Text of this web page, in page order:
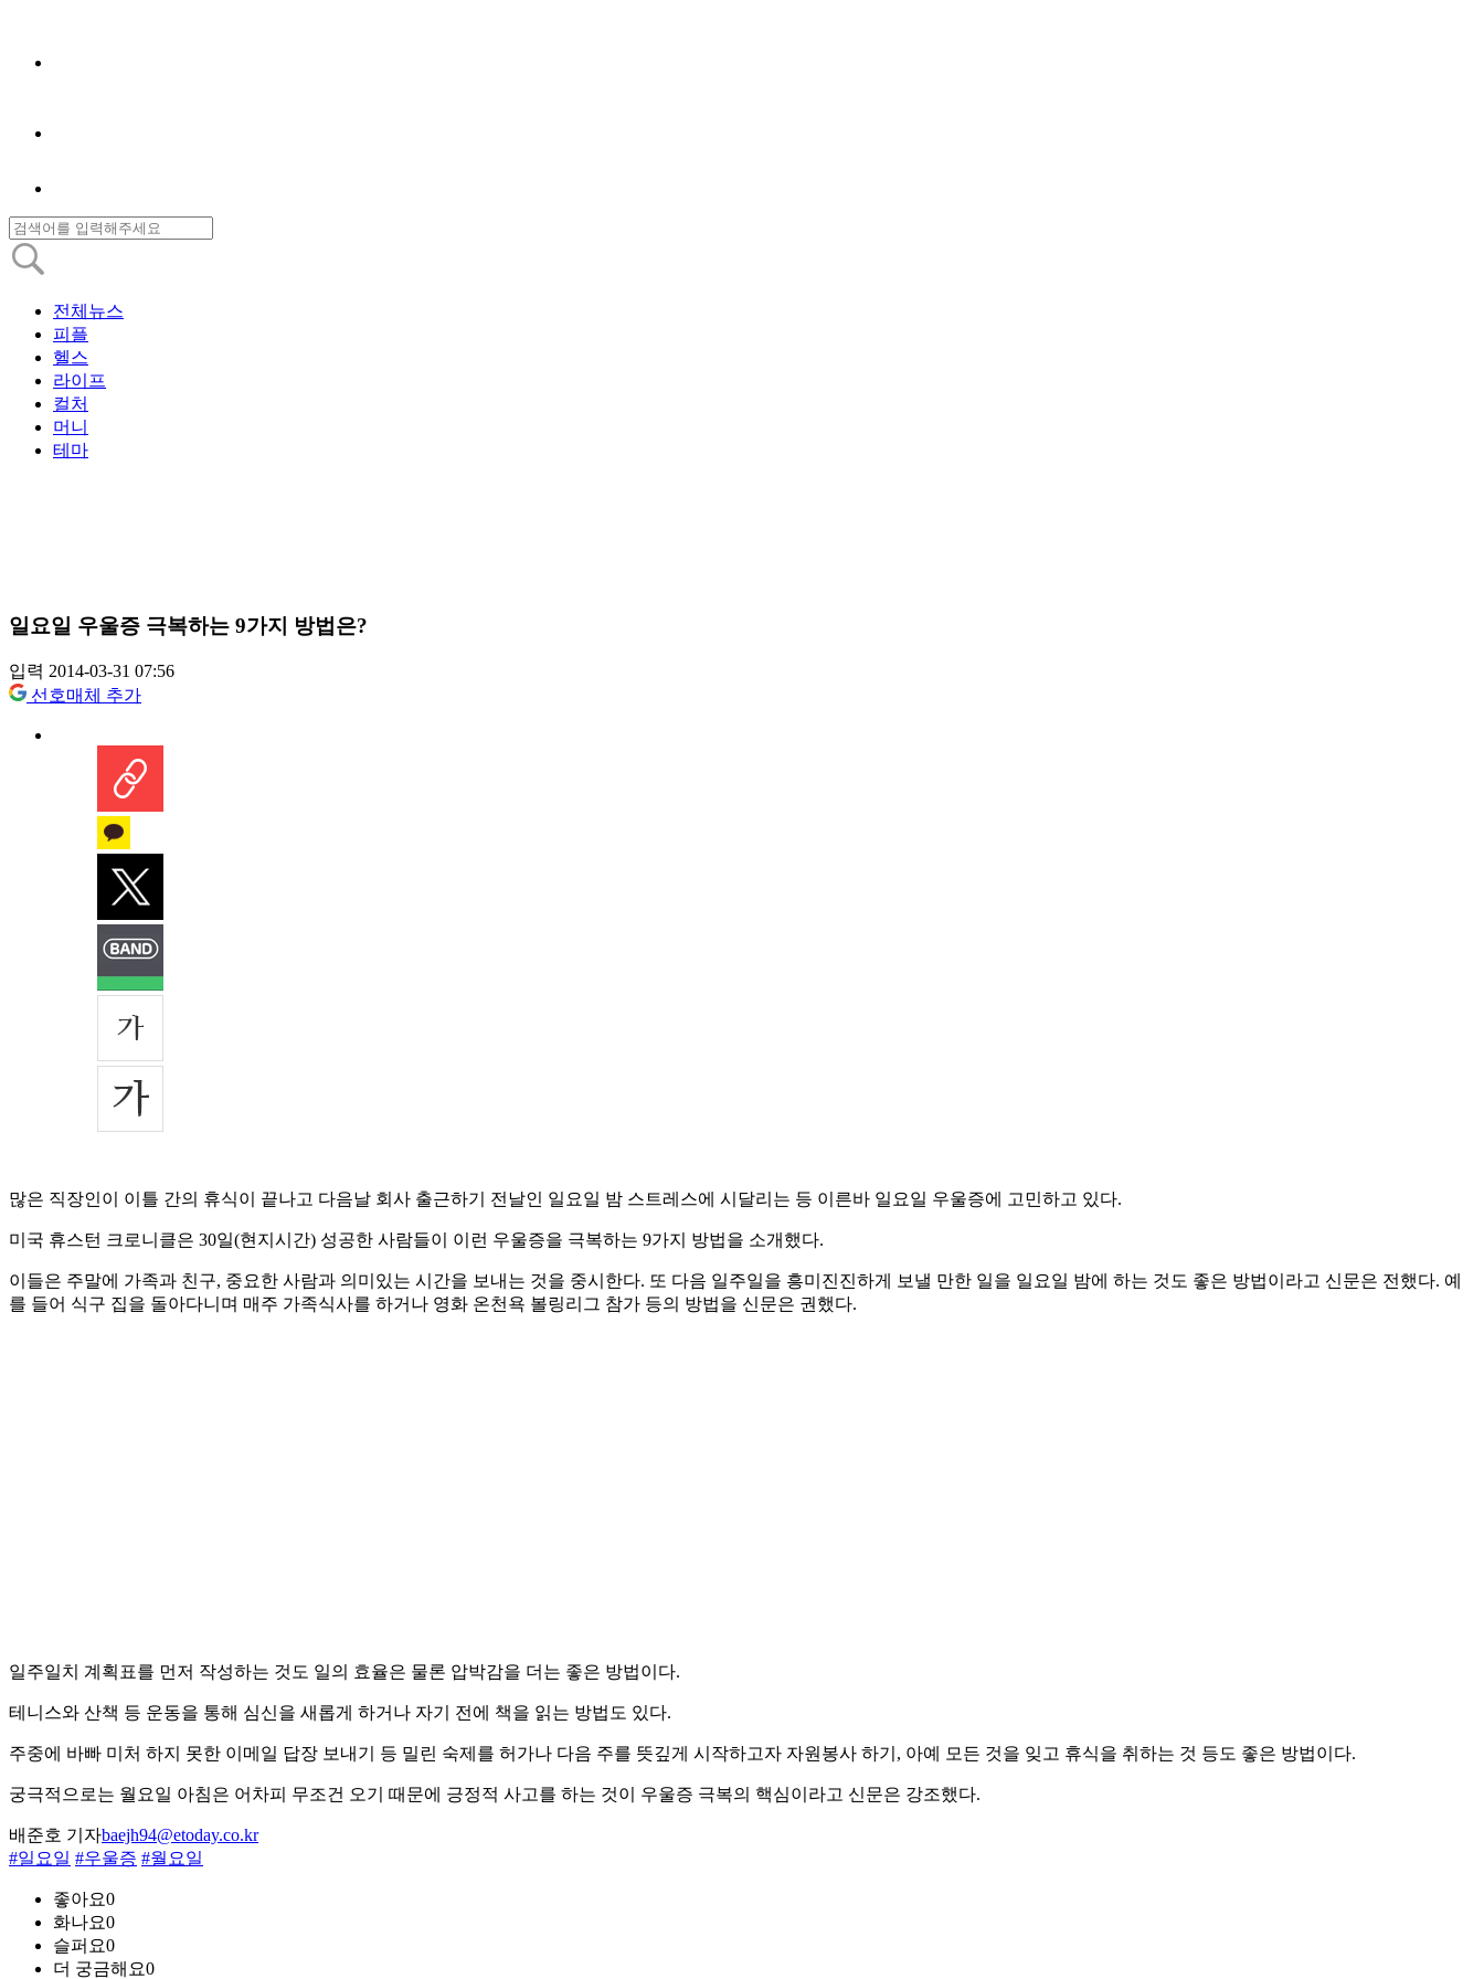
전체뉴스
피플
헬스
라이프
컬처
머니
테마
일요일 우울증 극복하는 9가지 방법은?
입력 2014-03-31 07:56
선호매체 추가
많은 직장인이 이틀 간의 휴식이 끝나고 다음날 회사 출근하기 전날인 일요일 밤 스트레스에 시달리는 등 이른바 일요일 우울증에 고민하고 있다.
미국 휴스턴 크로니클은 30일(현지시간) 성공한 사람들이 이런 우울증을 극복하는 9가지 방법을 소개했다.
이들은 주말에 가족과 친구, 중요한 사람과 의미있는 시간을 보내는 것을 중시한다. 또 다음 일주일을 흥미진진하게 보낼 만한 일을 일요일 밤에 하는 것도 좋은 방법이라고 신문은 전했다. 예
를 들어 식구 집을 돌아다니며 매주 가족식사를 하거나 영화 온천욕 볼링리그 참가 등의 방법을 신문은 권했다.
일주일치 계획표를 먼저 작성하는 것도 일의 효율은 물론 압박감을 더는 좋은 방법이다.
테니스와 산책 등 운동을 통해 심신을 새롭게 하거나 자기 전에 책을 읽는 방법도 있다.
주중에 바빠 미처 하지 못한 이메일 답장 보내기 등 밀린 숙제를 허가나 다음 주를 뜻깊게 시작하고자 자원봉사 하기, 아예 모든 것을 잊고 휴식을 취하는 것 등도 좋은 방법이다.
궁극적으로는 월요일 아침은 어차피 무조건 오기 때문에 긍정적 사고를 하는 것이 우울증 극복의 핵심이라고 신문은 강조했다.
배준호 기자baejh94@etoday.co.kr
#일요일 #우울증 #월요일
좋아요0
화나요0
슬퍼요0
더 궁금해요0